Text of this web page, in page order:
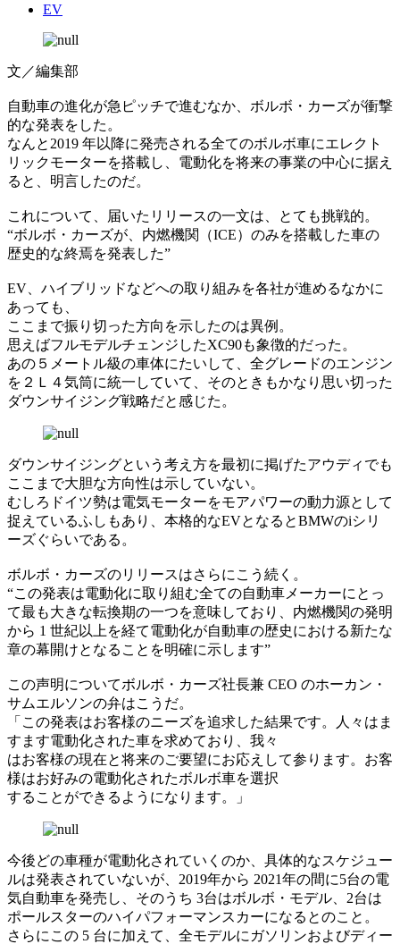
EV
文／編集部
自動車の進化が急ピッチで進むなか、ボルボ・カーズが衝撃
的な発表をした。
なんと2019 年以降に発売される全てのボルボ車にエレクト
リックモーターを搭載し、電動化を将来の事業の中心に据え
ると、明言したのだ。
これについて、届いたリリースの一文は、とても挑戦的。
“ボルボ・カーズが、内燃機関（ICE）のみを搭載した車の
歴史的な終焉を発表した”
EV、ハイブリッドなどへの取り組みを各社が進めるなかに
あっても、
ここまで振り切った方向を示したのは異例。
思えばフルモデルチェンジしたXC90も象徴的だった。
あの５メートル級の車体にたいして、全グレードのエンジン
を２Ｌ４気筒に統一していて、そのときもかなり思い切った
ダウンサイジング戦略だと感じた。
ダウンサイジングという考え方を最初に掲げたアウディでも
ここまで大胆な方向性は示していない。
むしろドイツ勢は電気モーターをモアパワーの動力源として
捉えているふしもあり、本格的なEVとなるとBMWのiシリ
ーズぐらいである。
ボルボ・カーズのリリースはさらにこう続く。
“この発表は電動化に取り組む全ての自動車メーカーにとっ
て最も大きな転換期の一つを意味しており、内燃機関の発明
から 1 世紀以上を経て電動化が自動車の歴史における新たな
章の幕開けとなることを明確に示します”
この声明についてボルボ・カーズ社長兼 CEO のホーカン・
サムエルソンの弁はこうだ。
「この発表はお客様のニーズを追求した結果です。人々はま
すます電動化された車を求めており、我々
はお客様の現在と将来のご要望にお応えして参ります。お客
様はお好みの電動化されたボルボ車を選択
することができるようになります。」
今後どの車種が電動化されていくのか、具体的なスケジュー
ルは発表されていないが、2019年から 2021年の間に5台の電
気自動車を発売し、そのうち 3台はボルボ・モデル、2台は
ポールスターのハイパフォーマンスカーになるとのこと。
さらにこの 5 台に加えて、全モデルにガソリンおよびディー